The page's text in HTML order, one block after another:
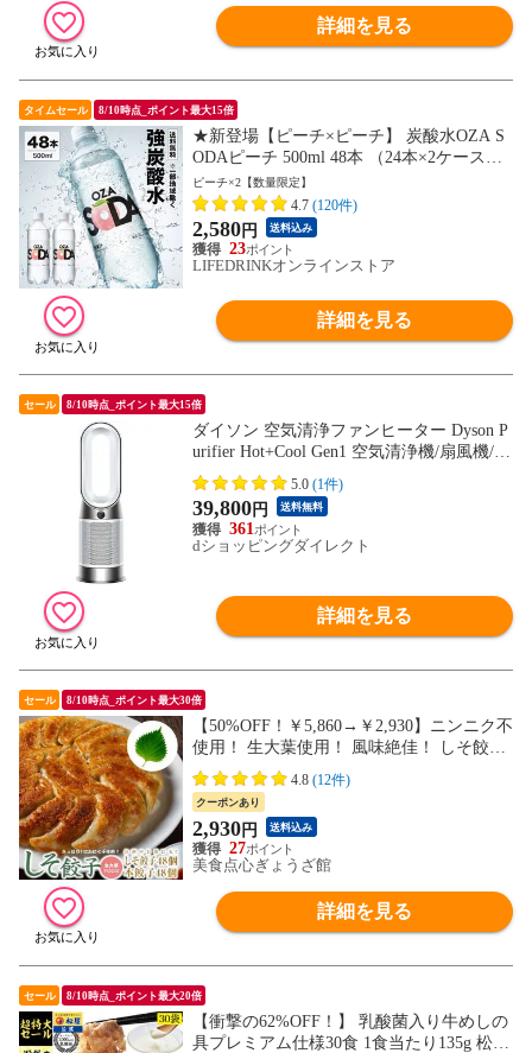
詳細を見る
タイムセール 8/10時点_ポイント最大15倍
★新登場【ピーチ×ピーチ】 炭酸水OZA S
ODAピーチ 500ml 48本 （24本×2ケース）
無糖 強炭酸 OZASODA プレーン レモン ピ
ンクグレープフルーツ ライム ピーチ 2ケ
ース 割り材 まとめ買い ライフドリンクカ
ンパニー LDC
ピーチ×2【数量限定】
4.7 (120件)
2,580円 送料込み
23
LIFEDRINKオンラインストア
詳細を見る
セール 8/10時点_ポイント最大15倍
ダイソン 空気清浄ファンヒーター Dyson P
urifier Hot+Cool Gen1 空気清浄機/扇風機/ヒ
ーター/暖房 首振り HP10WW
5.0 (1件)
39,800円 送料無料
361
dショッピングダイレクト
詳細を見る
セール 8/10時点_ポイント最大30倍
【50%OFF！￥5,860→￥2,930】ニンニク不
使用！ 生大葉使用！ 風味絶佳！ しそ餃子
48個 本餃子48個 合計96個セット
4.8 (12件)
クーポンあり
2,930円 送料込み
27
美食点心ぎょうざ館
詳細を見る
セール 8/10時点_ポイント最大20倍
【衝撃の62%OFF！】 乳酸菌入り牛めしの
具プレミアム仕様30食 1食当たり135g 松屋